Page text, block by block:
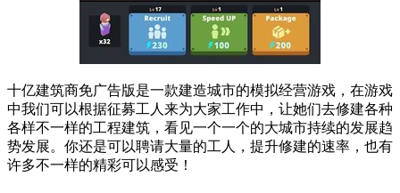
十亿建筑商免广告版是一款建造城市的模拟经营游戏，在游戏
中我们可以根据征募工人来为大家工作中，让她们去修建各种
各样不一样的工程建筑，看见一个一个的大城市持续的发展趋
势发展。你还是可以聘请大量的工人，提升修建的速率，也有
许多不一样的精彩可以感受！